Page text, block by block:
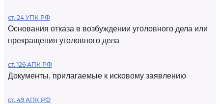
ст. 24 УПК РФ
Основания отказа в возбуждении уголовного дела или
прекращения уголовного дела
ст. 126 АПК РФ
Документы, прилагаемые к исковому заявлению
ст. 49 АПК РФ